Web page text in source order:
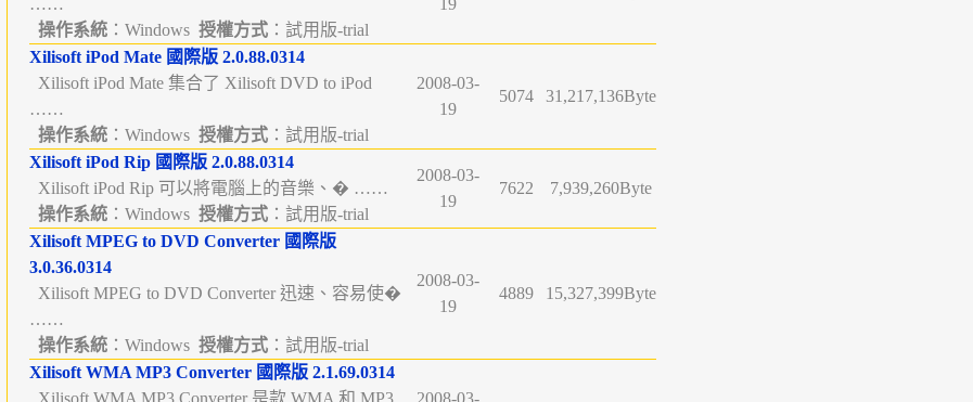
……
操作系統 ：Windows 授權方式 ：試用版-trial
19
Xilisoft iPod Mate 國際版 2.0.88.0314
Xilisoft iPod Mate 集合了 Xilisoft DVD to iPod
……
操作系統 ：Windows 授權方式 ：試用版-trial
2008-03-
19
5074 31,217,136Byte
Xilisoft iPod Rip 國際版 2.0.88.0314
Xilisoft iPod Rip 可以將電腦上的音樂、� ……
操作系統 ：Windows 授權方式 ：試用版-trial
2008-03-
19
7622 7,939,260Byte
Xilisoft MPEG to DVD Converter 國際版
3.0.36.0314
Xilisoft MPEG to DVD Converter 迅速、容易使�
……
操作系統 ：Windows 授權方式 ：試用版-trial
2008-03-
19
4889 15,327,399Byte
Xilisoft WMA MP3 Converter 國際版 2.1.69.0314
Xilisoft WMA MP3 Converter 是款 WMA 和 MP3
2008-03-